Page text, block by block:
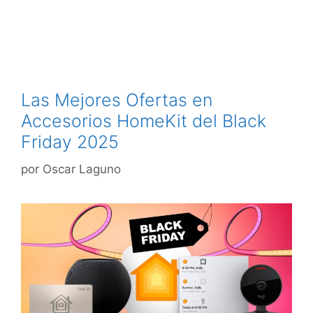
Las Mejores Ofertas en
Accesorios HomeKit del Black
Friday 2025
por Oscar Laguno